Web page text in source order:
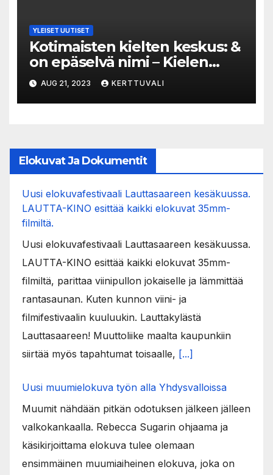
YLEISET UUTISET
Kotimaisten kielten keskus: &
on epäselvä nimi – Kielen
asiantuntija tyrmää Espoon
teatterin uuden nimen
AUG 21, 2023 KERTTUVALI
Elokuvat Ja Dokumentit
Uusi elokuvafestivaali Lauttasaareen kesäkuussa.
LAUTTA-KINO esittää kaikki elokuvat 35mm-
filmiltä.
Uusi elokuvafestivaali Lauttasaareen kesäkuussa.
LAUTTA-KINO esittää kaikki elokuvat 35mm-
filmiltä, parittaa viinipullon jokaiselle ja lämmittää
rantasaunan. Kuten kunnon viini- ja
filmifestivaalin kuuluukin. Lauttakylästä
Lauttasaareen! Muuttoliike maalta kaupunkiin
siirtää myös tapahtumat toisaalle, [...]
Uusi muumielokuva työn alla Yhdysvalloissa
Muumit nähdään pitkän odotuksen jälkeen jälleen
valkokankaalla. Rebecca Sugarin ohjaama ja
käsikirjoittama elokuva tulee olemaan
ensimmäinen muumiaiheinen elokuva, joka on